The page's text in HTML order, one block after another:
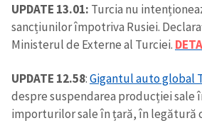
UPDATE 13.01: Turcia nu
sancțiunilor împotriva Rusiei.
Ministerul de Externe al Turciei.
UPDATE 12.58:Gigantul auto global
despre suspendarea producției sale
importurilor sale în țară, în legătură
Email+ Emailul meu
Am citit și sunt de
acord cu politica de
confidențialitate